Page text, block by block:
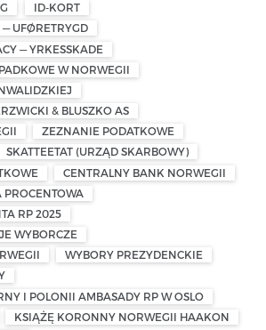
ID-KORT
UFØRETRYGD
— YRKESSKADE
W NORWEGII
& BLUSZKO AS
ZEZNANIE PODATKOWE
SKATTEETAT (URZĄD SKARBOWY)
CENTRALNY BANK NORWEGII
PROCENTOWA
RP 2025
WYBORCZE
WYBORY PREZYDENCKIE
I POLONII AMBASADY RP W OSLO
KSIĄŻĘ KORONNY NORWEGII HAAKON